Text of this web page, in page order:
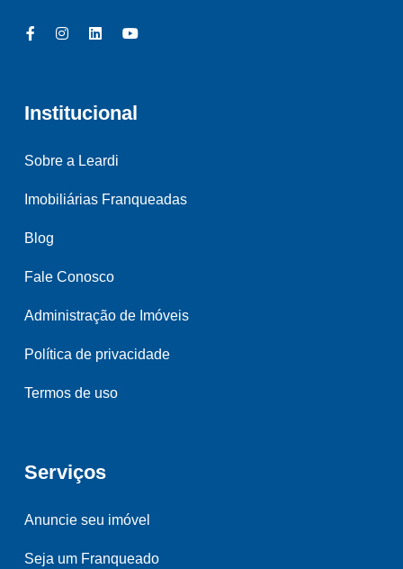
Institucional
Sobre a Leardi
Imobiliárias Franqueadas
Blog
Fale Conosco
Administração de Imóveis
Política de privacidade
Termos de uso
Serviços
Anuncie seu imóvel
Seja um Franqueado